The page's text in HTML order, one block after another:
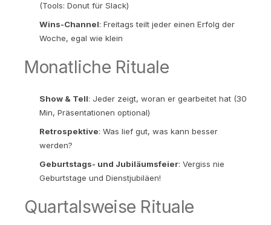
(Tools: Donut für Slack)
Wins-Channel: Freitags teilt jeder einen Erfolg der
Woche, egal wie klein
Monatliche Rituale
Show & Tell: Jeder zeigt, woran er gearbeitet hat (30
Min, Präsentationen optional)
Retrospektive: Was lief gut, was kann besser
werden?
Geburtstags- und Jubiläumsfeier: Vergiss nie
Geburtstage und Dienstjubiläen!
Quartalsweise Rituale